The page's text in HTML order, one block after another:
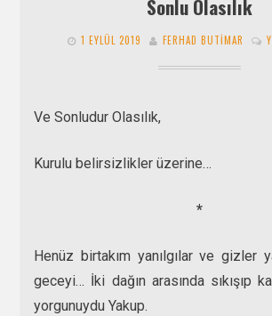
Sonlu Olasılık
1 EYLÜL 2019 FERHAD BUTIMAR
Ve Sonludur Olasılık,
Kurulu belirsizlikler üzerine…
*
Henüz birtakım yanılgılar ve gizler
geceyi… İki dağın arasında sıkışıp
yorgunuydu Yakup.